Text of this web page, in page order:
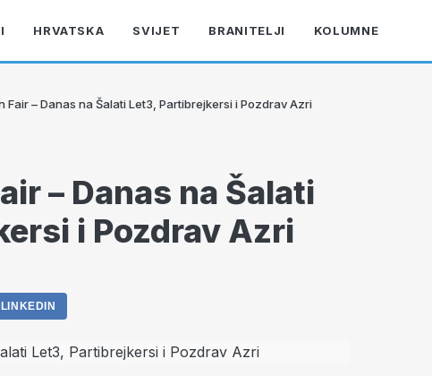
HRVATSKA SVIJET BRANITELJI KOLUMNE
Fair – Danas na Šalati Let3, Partibrejkersi i Pozdrav Azri
– Danas na Šalati
i Pozdrav Azri
LINKEDIN